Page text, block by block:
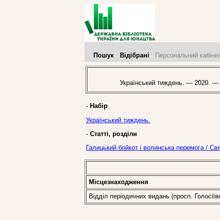
Пошук Відібрані Персональний
Український тиждень. — 2020.
- Набір
Український тиждень.
- Статті, розділи
Галицький бойкот і волинська перемога
Місцезнаходження
Відділ періодичних видань (просп.